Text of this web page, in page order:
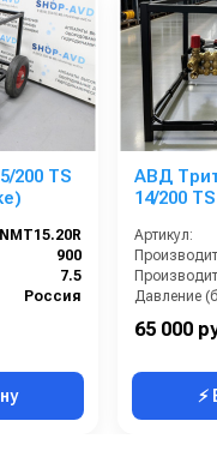
200 TS
900
7.5
Россия
АВД
14/200
Артикул:
65 000